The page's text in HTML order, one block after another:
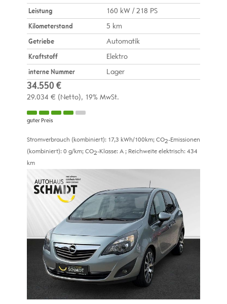
Leistung
160 kW / 218 PS
Kilometerstand
5 km
Getriebe
Automatik
Kraftstoff
Elektro
interne Nummer
Lager
34.550 €
29.034 € (Netto) 19% MwSt.
guter Preis
Stromverbrauch (kombiniert): 17,3 kWh/100km; CO2-Emissionen
(kombiniert): 0 g/km; CO2-Klasse: A ; Reichweite elektrisch: 434
km